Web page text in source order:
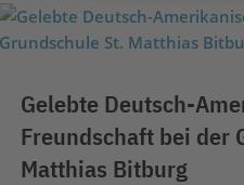
Gelebte Deutsch-
Freundschaft bei der
Matthias Bitburg